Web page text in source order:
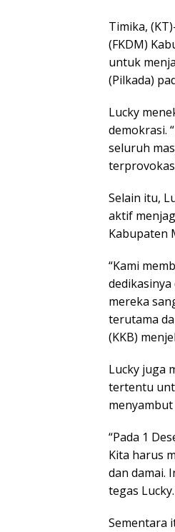
Timika,
(FKDM)
untuk
(Pilkada)
Lucky
demokrasi.
seluruh
Selain itu,
aktif
Kabupaten
“Kami
mereka
terutama
(KKB)
Lucky juga
tertentu
“Pada 1
Kita harus
dan damai.
tegas Lucky.
Sementara